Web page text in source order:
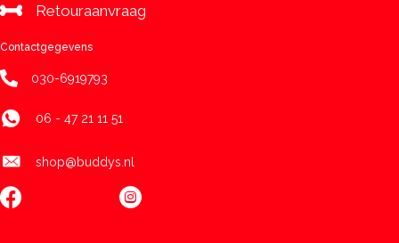
Retouraanvraag
Contactgegevens
030-6919793
06 - 47 21 11 51
shop@buddys.nl